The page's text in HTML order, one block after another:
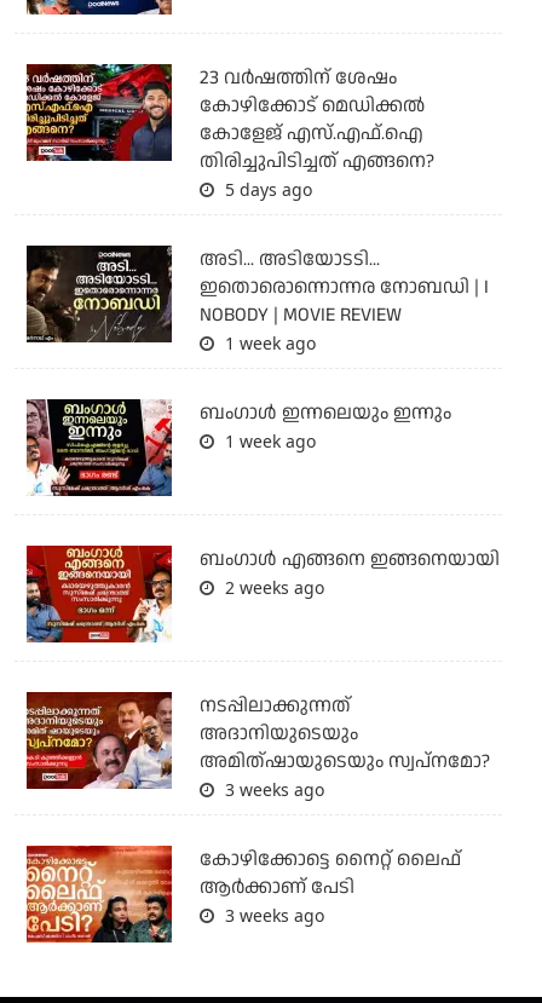
23 വർഷത്തിന് ശേഷം
കോഴിക്കോട് മെഡിക്കൽ
കോളേജ് എസ്.എഫ്.ഐ
തിരിച്ചുപിടിച്ചത് എങ്ങനെ?
5 days ago
അടി... അടിയോടടി...
ഇതൊരൊന്നൊന്നര നോബഡി | I
NOBODY | MOVIE REVIEW
1 week ago
ബംഗാള്‍ ഇന്നലെയും ഇന്നും
1 week ago
ബം​ഗാൾ എങ്ങനെ ഇങ്ങനെയായി
2 weeks ago
നടപ്പിലാക്കുന്നത്
അദാനിയുടെയും
അമിത്ഷായുടെയും സ്വപ്നമോ?
3 weeks ago
കോഴിക്കോട്ടെ നൈറ്റ്‌ ലൈഫ്
ആർക്കാണ് പേടി
3 weeks ago